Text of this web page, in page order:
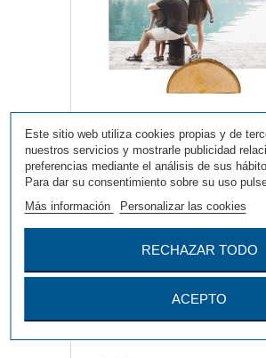
Este sitio web utiliza cookies propias y de
nuestros servicios y mostrarle publicidad
preferencias mediante el análisis de sus
Para dar su consentimiento sobre su uso
Más información
Personalizar las cookies
RECHAZAR TODO
ACEPTO
Mini tronco para foto 12
Más